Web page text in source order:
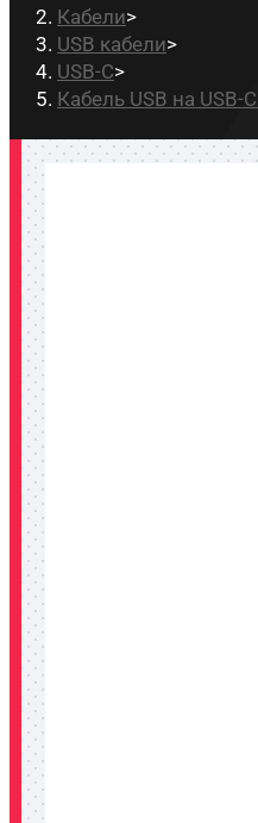
Кабели>
USB кабели>
USB-C>
Кабель USB на USB-